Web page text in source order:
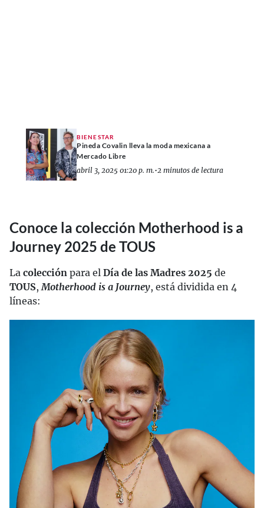
BIENESTAR
Pineda Covalin lleva la moda mexicana a
Mercado Libre
abril 3, 2025 01:20 p. m.•2 minutos de lectura
Conoce la colección Motherhood is a
Journey 2025 de TOUS
La colección para el Día de las Madres 2025 de
TOUS,Motherhood is a Journey, está dividida en 4
líneas: